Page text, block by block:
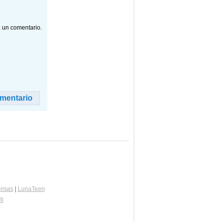
un comentario.
|
LunaTeen